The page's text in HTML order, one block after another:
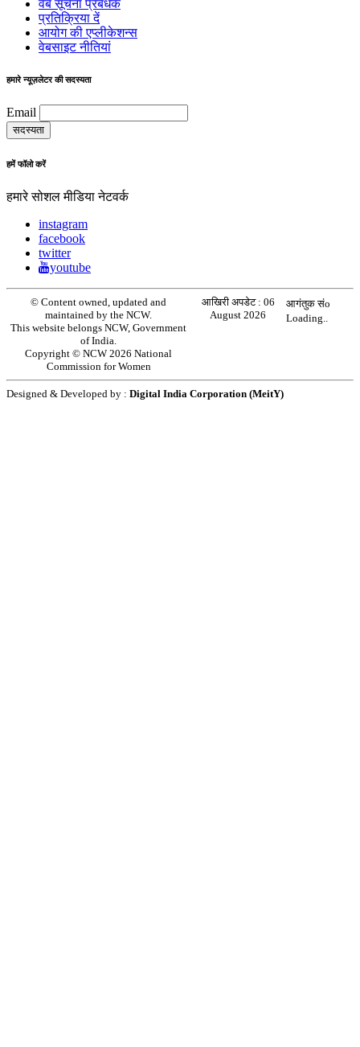
वेब सूचना प्रबंधक
प्रतिक्रिया दें
आयोग की एप्लीकेशन्स
वेबसाइट नीतियां
हमारे न्यूज़लेटर की सदस्यता
Email
हमें फॉलो करें
हमारे सोशल मीडिया नेटवर्क
instagram
facebook
twitter
youtube
© Content owned, updated and
maintained by the NCW.
This website belongs NCW, Government
of India.
Copyright © NCW 2026 National
Commission for Women
आखिरी अपडेट : 06
August 2026
आगंतुक संo
Loading..
Designed & Developed by : Digital India Corporation (MeitY)